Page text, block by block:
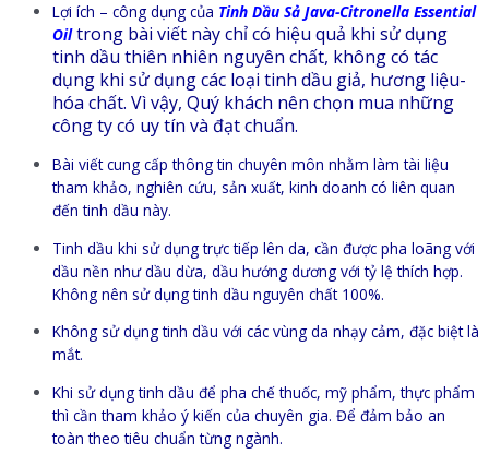
Lợi ích – công dụng của Tinh Dầu Sả Java-Citronella Essential
Oiltrong bài viết này chỉ có hiệu quả khi sử dụng
tinh dầu thiên nhiên nguyên chất, không có tác
dụng khi sử dụng các loại tinh dầu giả, hương liệu-
hóa chất. Vì vậy, Quý khách nên chọn mua những
công ty có uy tín và đạt chuẩn.
Bài viết cung cấp thông tin chuyên môn nhằm làm tài liệu
tham khảo, nghiên cứu, sản xuất, kinh doanh có liên quan
đến tinh dầu này.
Tinh dầu khi sử dụng trực tiếp lên da, cần được pha loãng với
dầu nền như dầu dừa, dầu hướng dương với tỷ lệ thích hợp.
Không nên sử dụng tinh dầu nguyên chất 100%.
Không sử dụng tinh dầu với các vùng da nhạy cảm, đặc biệt là
mắt.
Khi sử dụng tinh dầu để pha chế thuốc, mỹ phẩm, thực phẩm
thì cần tham khảo ý kiến của chuyên gia. Để đảm bảo an
toàn theo tiêu chuẩn từng ngành.